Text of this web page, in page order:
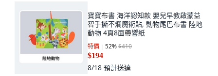
寶寶布書 海洋認知款 嬰兒早教啟蒙益
智手撕不爛魔術貼, 動物尾巴布書 陸地
動物 4頁8面帶響紙
特價 52%$410
$194
8/18 預計送達